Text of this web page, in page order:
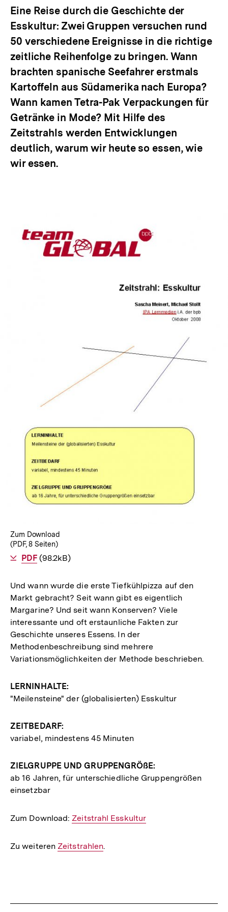
Eine Reise durch die Geschichte der
Esskultur: Zwei Gruppen versuchen rund
50 verschiedene Ereignisse in die richtige
zeitliche Reihenfolge zu bringen. Wann
brachten spanische Seefahrer erstmals
Kartoffeln aus Südamerika nach Europa?
Wann kamen Tetra-Pak Verpackungen für
Getränke in Mode? Mit Hilfe des
Zeitstrahls werden Entwicklungen
deutlich, warum wir heute so essen, wie
wir essen.
Zum Download
(PDF, 8 Seiten)
Als
PDFherunterladen
(98.2kB)
Und wann wurde die erste Tiefkühlpizza auf den
Markt gebracht? Seit wann gibt es eigentlich
Margarine? Und seit wann Konserven? Viele
interessante und oft erstaunliche Fakten zur
Geschichte unseres Essens. In der
Methodenbeschreibung sind mehrere
Variationsmöglichkeiten der Methode beschrieben.
LERNINHALTE:
"Meilensteine" der (globalisierten) Esskultur
ZEITBEDARF:
variabel, mindestens 45 Minuten
ZIELGRUPPE UND GRUPPENGRÖßE:
ab 16 Jahren, für unterschiedliche Gruppengrößen
einsetzbar
Zum Download: Interner
Zeitstrahl Esskultur
Zu weiteren Interner
Zeitstrahlen.